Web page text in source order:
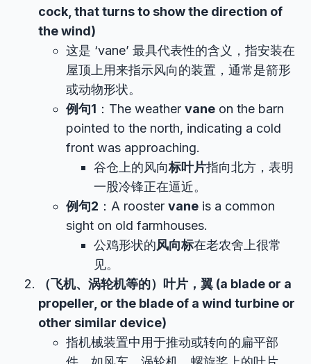
cock, that turns to show the direction of
the wind)
这是 ‘vane’ 最具代表性的含义，指安装在
屋顶上用来指示风向的装置，通常是箭形
或动物形状。
例句1 ：The weather vane on the barn
pointed to the north, indicating a cold
front was approaching.
谷仓上的风向标叶片指向北方，表明
一股冷锋正在逼近。
例句2 ：A rooster vane is a common
sight on old farmhouses.
公鸡形状的风向标在老农舍上很常
见。
（飞机、涡轮机等的）叶片，翼 (a blade or a
propeller, or the blade of a wind turbine or
other similar device)
指机械装置中用于推动或转向的扁平部